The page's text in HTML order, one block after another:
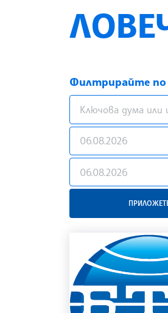
Филтрирайте по
news.filter.from
news.filter.to